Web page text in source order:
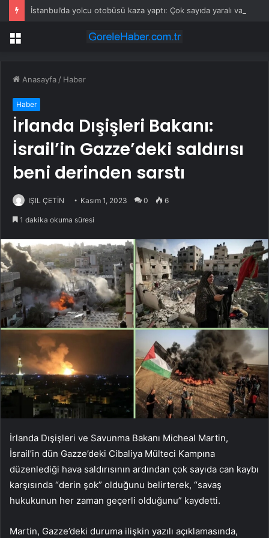
İstanbul’da yolcu otobüsü kaza yaptı: Çok sayıda yaralı var!
Menü
Anasayfa / Haber
Haber
İrlanda Dışişleri Bakanı:
İsrail’in Gazze’deki saldırısı
beni derinden sarstı
IŞIL ÇETİN Kasım 1, 2023 0 6
1 dakika okuma süresi
İrlanda Dışişleri ve Savunma Bakanı Micheal Martin,
İsrail’in dün Gazze’deki Cibaliya Mülteci Kampına
düzenlediği hava saldırısının ardından çok sayıda can kaybı
karşısında “derin şok” olduğunu belirterek, “savaş
hukukunun her zaman geçerli olduğunu” kaydetti.
Martin, Gazze’deki duruma ilişkin yazılı açıklamasında,